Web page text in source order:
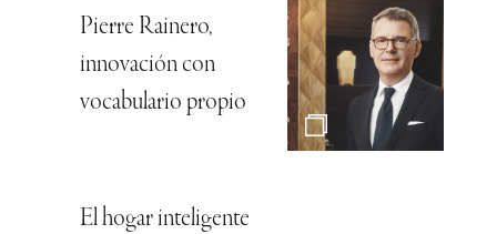
Pierre Rainero,
innovación con
vocabulario propio
El hogar inteligente